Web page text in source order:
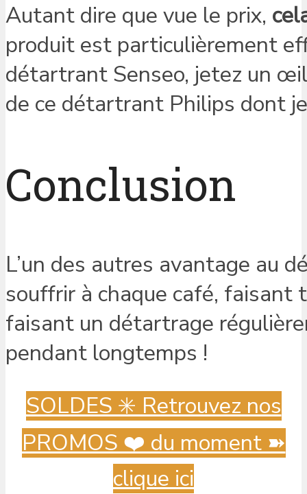
Autant dire que vue le prix,
produit est particulièrement
détartrant Senseo, jetez un
de ce détartrant Philips dont
Conclusion
L’un des autres avantage au
souffrir à chaque café, faisant
faisant un détartrage
pendant longtemps !
SOLDES ✳️ Retrouvez nos
PROMOS ❤️ du moment ➽
clique ici